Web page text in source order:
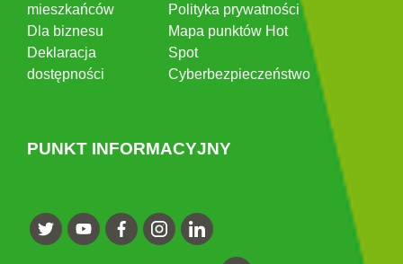
mieszkańców
Dla biznesu
Deklaracja
dostępności
Polityka prywatności
Mapa punktów Hot
Spot
Cyberbezpieczeństwo
PUNKT INFORMACYJNY